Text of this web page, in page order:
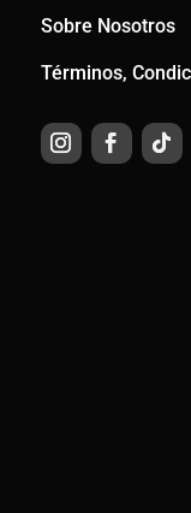
Sobre Nosotros
Términos,